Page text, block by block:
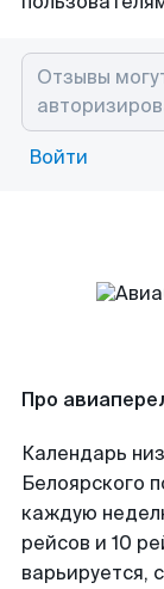
Войти
Про
Календарь
Белоярского
каждую
рейсов и 10
варьируется,